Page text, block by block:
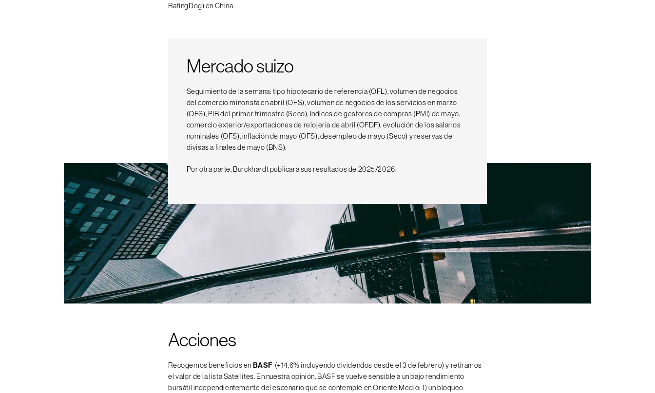
RatingDog) en China.
Mercado suizo
Seguimiento de la semana: tipo hipotecario de referencia (OFL), volumen de negocios
del comercio minorista en abril (OFS), volumen de negocios de los servicios en marzo
(OFS), PIB del primer trimestre (Seco), índices de gestores de compras (PMI) de mayo,
comercio exterior/exportaciones de relojería de abril (OFDF), evolución de los salarios
nominales (OFS), inflación de mayo (OFS), desempleo de mayo (Seco) y reservas de
divisas a finales de mayo (BNS).
Por otra parte, Burckhardt publicará sus resultados de 2025/2026.
Acciones
Recogemos beneficios en BASF (+14,6% incluyendo dividendos desde el 3 de febrero) y retiramos
el valor de la lista Satellites. En nuestra opinión, BASF se vuelve sensible a un bajo rendimiento
bursátil independientemente del escenario que se contemple en Oriente Medio: 1) un bloqueo